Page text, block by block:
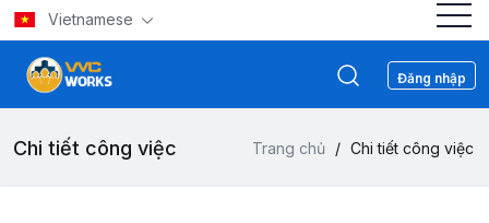
Vietnamese
Đăng nhập
Chi tiết công việc Trang chủ / Chi tiết công việc